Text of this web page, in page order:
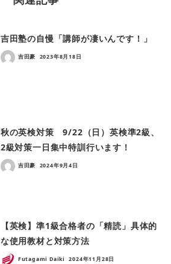
吉田塾の自慢「講師が凄いんです！」
吉田豪 2023年8月18日
秋の英検対策 9/22（日）英検準2級、
2級対策一日集中特訓行います！
吉田豪 2024年9月4日
【英検】準1級合格者の「精読」具体的
な使用教材と対策方法
Futagami Daiki 2024年11月28日